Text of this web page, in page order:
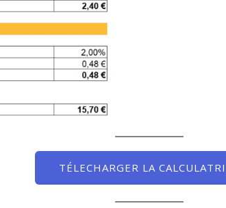
TÉLECHARGER LA